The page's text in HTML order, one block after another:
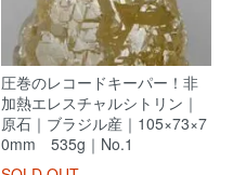
圧巻のレコードキーパー！非
加熱エレスチャルシトリン｜
原石｜ブラジル産｜105×73×7
0mm 535g｜No.1